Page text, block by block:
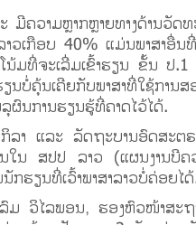
ຄວາມຫຼາກຫຼາຍທາງດ້ານວັດ
ວເກືອບ 40% ແມ່ນພາສາອື່
ທີ່ຈະເລີ່ມເຂົ້າຮຽນ ຂັ້ນ ປ.1
ບໍ່ຄຸ້ນເຄີຍກັບພາສາທີ່ໃຊ້ການ
ຜົນການຮຽນຮູ້ທີ່ຄາດໄວ້ໄດ້.
າ ແລະ ລັດຖະບານອົດສະຕ
ໃນ ສປປ ລາວ (ແຜນງານບີຄ
ຽນທີ່ເວົ້າພາສາລາວບໍ່ຄ່ອຍໄ
ວິໄລພອນ, ຮອງຫົວໜ້າສະຖ